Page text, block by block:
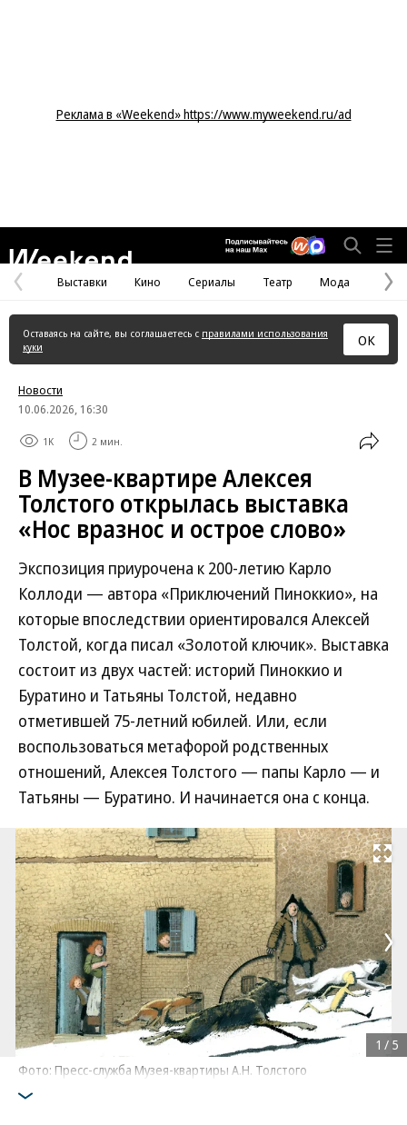
Реклама в «Weekend» https://www.myweekend.ru/ad
Предыдущая
страница
Выставки Кино Сериалы Театр Мода
Оставаясь на сайте, вы соглашаетесь с правилами использования
куки
ОК
Новости
10.06.2026, 16:30
1K 2 мин.
В Музее-квартире Алексея
Толстого открылась выставка
«Нос вразнос и острое слово»
Экспозиция приурочена к 200-летию Карло
Коллоди — автора «Приключений Пиноккио», на
которые впоследствии ориентировался Алексей
Толстой, когда писал «Золотой ключик». Выставка
состоит из двух частей: историй Пиноккио и
Буратино и Татьяны Толстой, недавно
отметившей 75-летний юбилей. Или, если
воспользоваться метафорой родственных
отношений, Алексея Толстого — папы Карло — и
Татьяны — Буратино. И начинается она с конца.
Развернуть
Фото: Пресс-служба Музея-квартиры А.Н. Толстого
1 / 5